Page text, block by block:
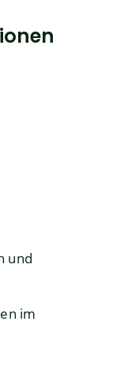
und
im